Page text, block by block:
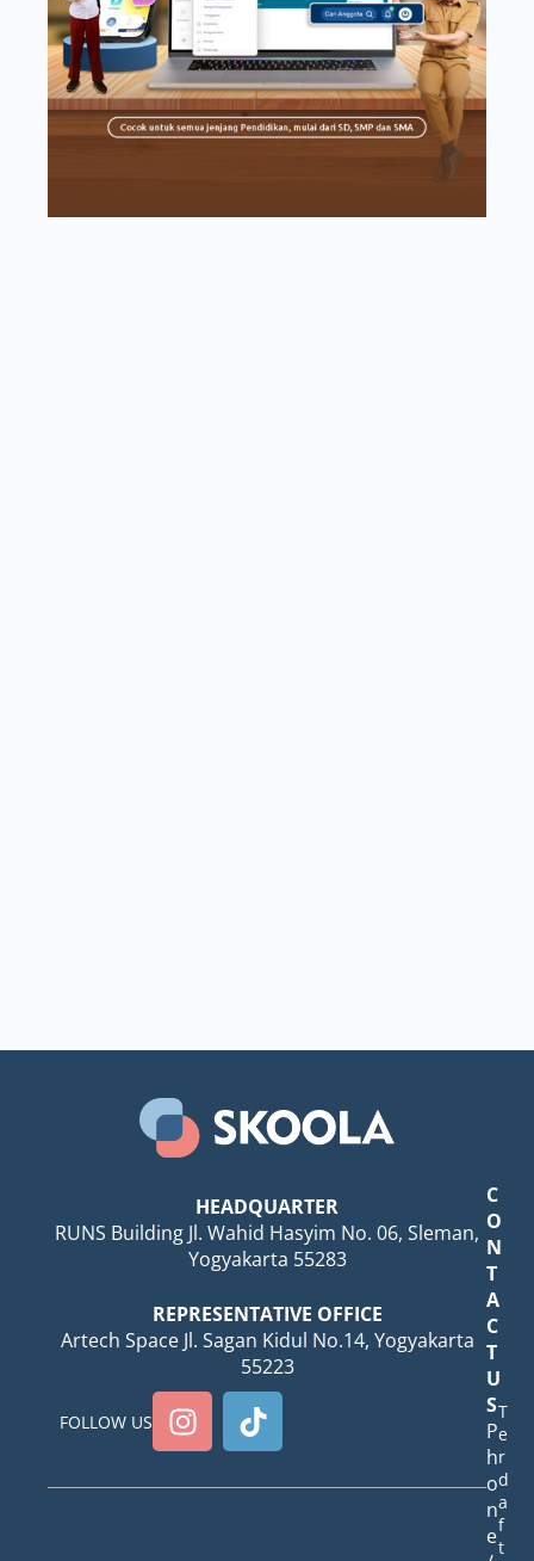
HEADQUARTER
RUNS Building Jl. Wahid Hasyim No. 06, Sleman,
Yogyakarta 55283
REPRESENTATIVE OFFICE
Artech Space Jl. Sagan Kidul No.14, Yogyakarta
55223
FOLLOW US
C
O
N
T
A
C
T
U
S
P
h
o
n
e
T
e
r
d
a
f
t